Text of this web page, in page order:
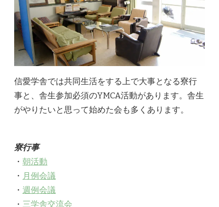
信愛学舎では共同生活をする上で大事となる寮行
事と、舎生参加必須のYMCA活動があります。舎生
がやりたいと思って始めた会も多くあります。
寮行事
・ 朝活動
・ 月例会議
・ 週例会議
・ 三学舎交流会